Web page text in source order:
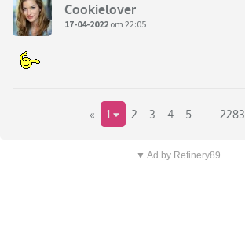
Cookielover
17-04-2022 om 22:05
« 1 2 3 4 5 2283
▼ Ad by Refinery89